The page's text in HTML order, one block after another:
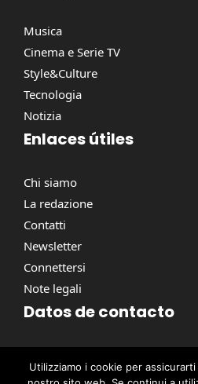
Musica
Cinema e Serie TV
Style&Culture
Tecnologia
Notizia
Enlaces útiles
Chi siamo
La redazione
Contatti
Newsletter
Connettersi
Note legali
Datos de contacto
contact@pausacaffe.net
Utilizziamo i cookie per